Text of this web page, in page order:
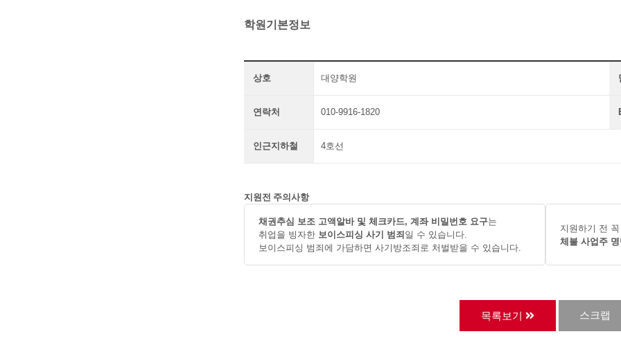
학원기본정보
상호 대양학원
연락처 010-9916-1820
인근지하철 4호선
지원전 주의사항
채권추심 보조 고액알바 및 체크카드, 계좌 비밀번호 요구는
취업을 빙자한 보이스피싱 사기 범죄 일 수 있습니다.
보이스피싱 범죄에 가담하면 사기방조죄로 처벌받을 수 있습니다.
지원하기 전
체불 사업주
목록보기 스크랩